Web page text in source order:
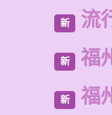
新 流
新 福
新 福